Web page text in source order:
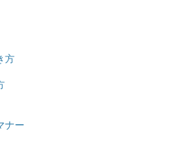
方
ナー